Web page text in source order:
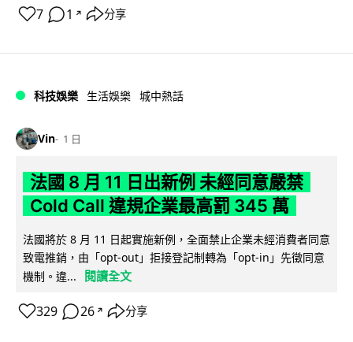
7 1 ↗ 分享
科技娛樂 生活娛樂 城中熱話
Vin 1 日
法國 8 月 11 日出新例 未經同意嚴禁
Cold Call 違規企業最高罰 345 萬
法國將於 8 月 11 日起實施新例，全面禁止企業未經消費者同意
致電推銷，由「opt-out」拒接登記制轉為「opt-in」先徵同意
機制。違...
閱讀全文
329 26 ↗ 分享